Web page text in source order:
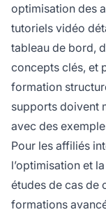
optimisation des
tutoriels vidéo
tableau de bord,
concepts clés, et
formation
supports doivent
avec des
Pour les affiliés
l’optimisation et
études de cas de
formations